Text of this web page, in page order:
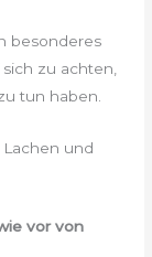
besonderes
zu achten,
tun haben.
und
vor von